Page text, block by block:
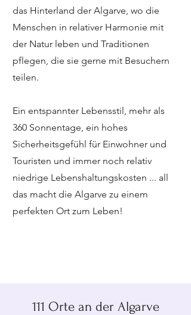
das Hinterland der Algarve, wo die
Menschen in relativer Harmonie mit
der Natur leben und Traditionen
pflegen, die sie gerne mit Besuchern
teilen.
Ein entspannter Lebensstil, mehr als
360 Sonnentage, ein hohes
Sicherheitsgefühl für Einwohner und
Touristen und immer noch relativ
niedrige Lebenshaltungskosten ... all
das macht die Algarve zu einem
perfekten Ort zum Leben!
111 Orte an der Algarve